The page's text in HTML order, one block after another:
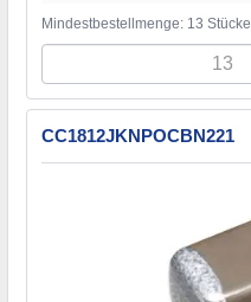
Mindestbestellmenge: 13 Stücke
CC1812JKNPOCBN221